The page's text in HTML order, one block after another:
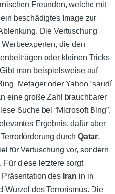
Freunden, welche mit
beschädigtes Image zur
Die Vertuschung
die den
oder kleinen Tricks
man beispielsweise auf
Metager oder Yahoo “saudí
eine große Zahl brauchbarer
Suche bei “Microsoft Bing”,
Ergebnis, dafür aber
durch Qatar.
für Vertuschung vor, sondern
. Für diese letztere sorgt
des Iran in in
Wurzel des Terrorismus. Die